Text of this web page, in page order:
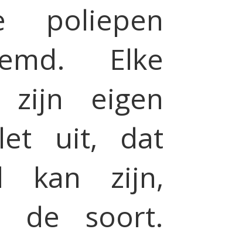
poliepen
Elke
zijn eigen
uit, dat
kan zijn,
de soort.